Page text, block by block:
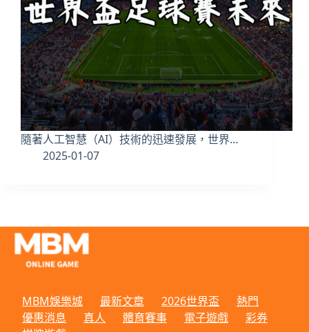
隨著人工智慧（AI）技術的迅速發展，世界…
2025-01-07
MBM娛樂城 最新文章 2026世界盃
熱門
優惠消息
真人 體育賽事 電子遊戲
彩券